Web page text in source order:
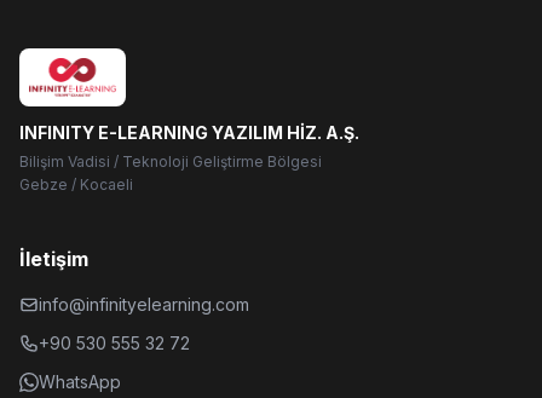
INFINITY E-LEARNING YAZILIM HİZ. A.Ş.
Bilişim Vadisi / Teknoloji Geliştirme Bölgesi
Gebze / Kocaeli
İletişim
info@infinityelearning.com
+90 530 555 32 72
WhatsApp